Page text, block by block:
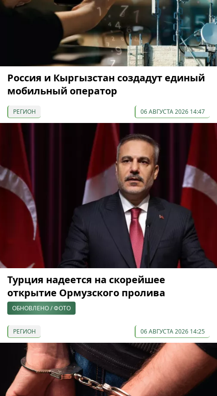
Россия и Кыргызстан создадут единый
мобильный оператор
РЕГИОН 06 АВГУСТА 2026 14:47
Турция надеется на скорейшее
открытие Ормузского пролива
ОБНОВЛЕНО / ФОТО
РЕГИОН 06 АВГУСТА 2026 14:25